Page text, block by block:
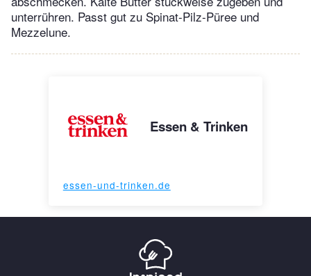
unterrühren. Passt gut zu Spinat-Pilz-Püree und
Mezzelune.
Essen & Trinken
essen-und-trinken.de